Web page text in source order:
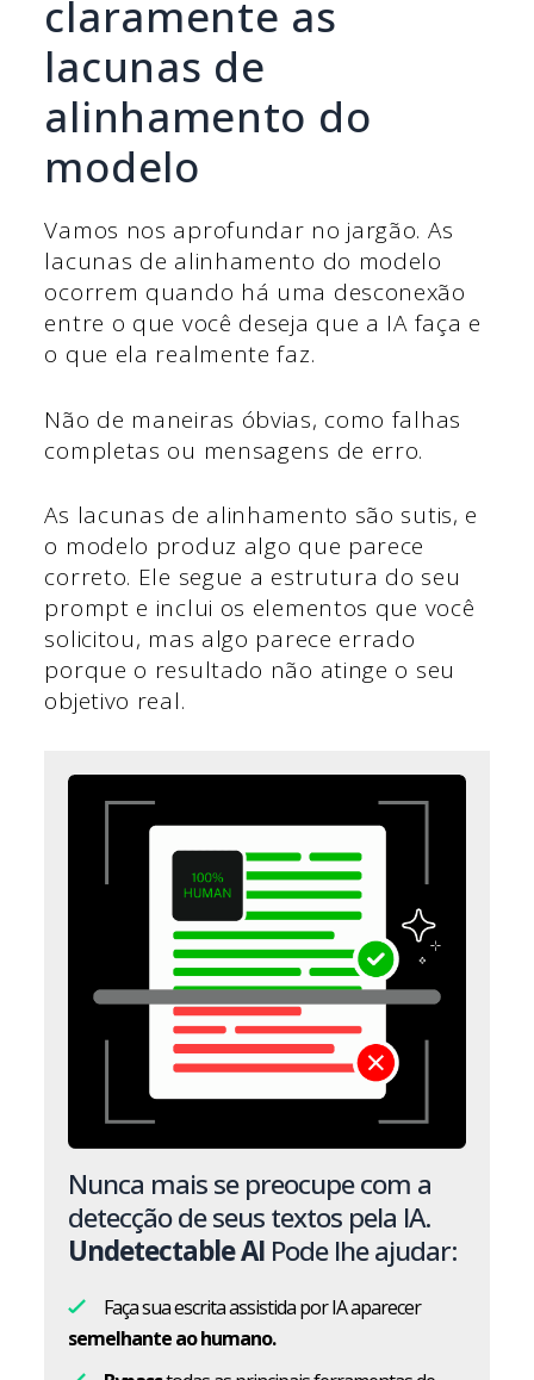
claramente as
lacunas de
alinhamento do
modelo
Vamos nos aprofundar no jargão. As
lacunas de alinhamento do modelo
ocorrem quando há uma desconexão
entre o que você deseja que a IA faça e
o que ela realmente faz.
Não de maneiras óbvias, como falhas
completas ou mensagens de erro.
As lacunas de alinhamento são sutis, e
o modelo produz algo que parece
correto. Ele segue a estrutura do seu
prompt e inclui os elementos que você
solicitou, mas algo parece errado
porque o resultado não atinge o seu
objetivo real.
Nunca mais se preocupe com a
detecção de seus textos pela IA.
Undetectable AI Pode lhe ajudar:
Faça sua escrita assistida por IA aparecer
semelhante ao humano.